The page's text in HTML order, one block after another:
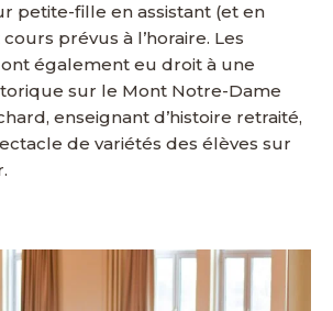
petite-fille en assistant (et en
prévus à l’horaire. Les
également eu droit à une
sur le Mont Notre-Dame
enseignant d’histoire retraité,
de variétés des élèves sur